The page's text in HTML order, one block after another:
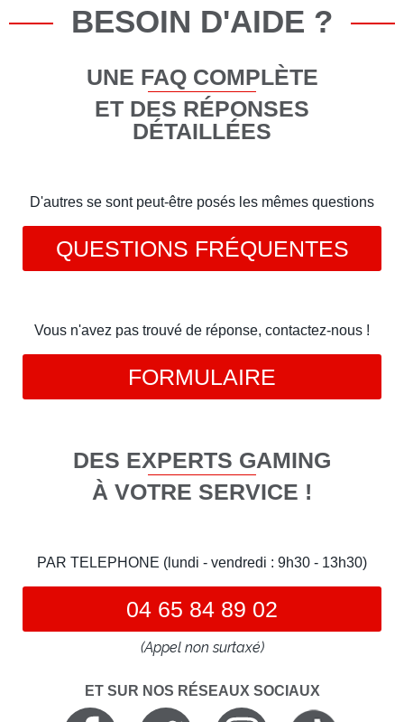
BESOIN D'AIDE ?
UNE FAQ COMPLÈTE
ET DES RÉPONSES
DÉTAILLÉES
D'autres se sont peut-être posés les mêmes questions
QUESTIONS FRÉQUENTES
Vous n'avez pas trouvé de réponse, contactez-nous !
FORMULAIRE
DES EXPERTS GAMING
À VOTRE SERVICE !
PAR TELEPHONE (lundi - vendredi : 9h30 - 13h30)
04 65 84 89 02
(Appel non surtaxé)
ET SUR NOS RÉSEAUX SOCIAUX